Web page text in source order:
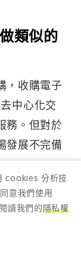
類似的
，收購電子
中心化交
務。但對於
發展不完備
及相關立
，美國國內
不會為推
，證券市
cookies 分析技
意我們使用
讀我們的隱私權